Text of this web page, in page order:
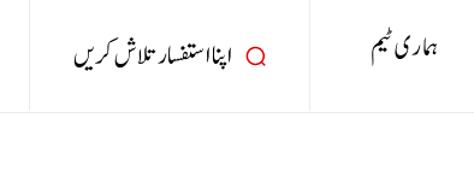
اپنا استفسار تلاش کریں ہماری ٹیم